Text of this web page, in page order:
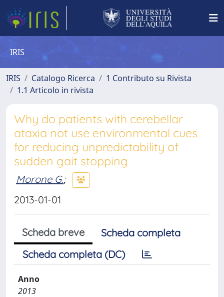
IRIS
IRIS Catalogo Ricerca
1 Contributo su Rivista
1.1 Articolo in rivista
Why do patients with cerebellar
ataxia not use environmental cues
for reducing unpredictability of
sudden gait stopping
Morone G.;
2013-01-01
Scheda breve
Scheda completa
Scheda completa (DC)
Anno
2013